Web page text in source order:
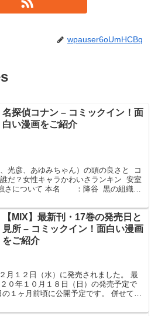
wpauser6oUmHCBq
名探偵コナン – コミックイン！面
白い漫画をご紹介
光彦、あゆみちゃん）の頭の良さと コ
だ？女性キャラかわいさランキン 安室
強さについて 本名 ：降谷 黒の組織
【MIX】最新刊・17巻の発売日と
見所 – コミックイン！面白い漫画
をご紹介
月１２日（水）に発売されました。 最
０年１０月１８日（日）の発売予定で
１ヶ月前頃に公開予定です。 併せて読